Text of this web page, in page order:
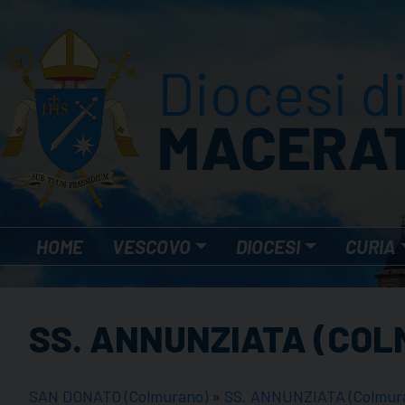
content
HOME VESCOVO DIOCESI CURIA
SS. ANNUNZIATA
SAN DONATO (Colmurano) » SS. ANNUNZIATA